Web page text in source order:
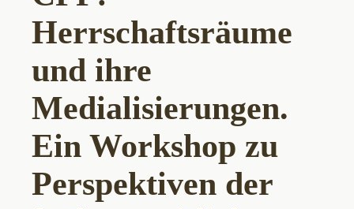
Herrschaftsräume
und ihre
Medialisierungen.
Ein Workshop zu
Perspektiven der